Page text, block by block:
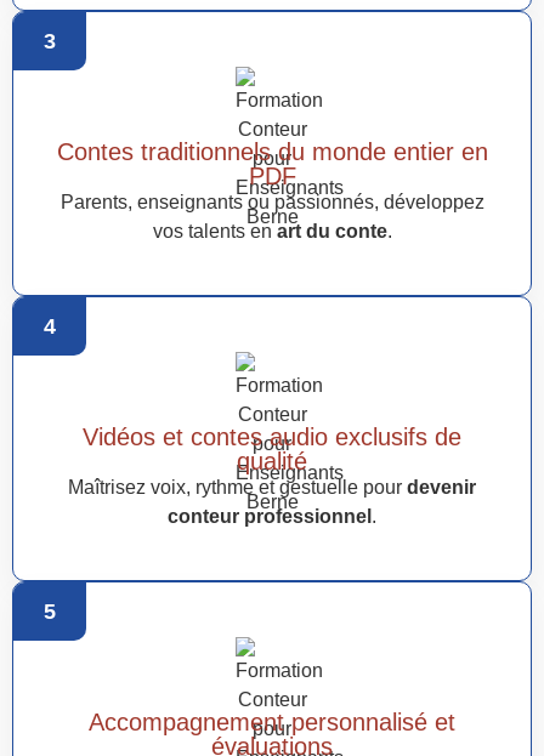
3
Contes traditionnels du monde entier en
PDF
Parents, enseignants ou passionnés, développez
vos talents en art du conte.
4
Vidéos et contes audio exclusifs de
qualité
Maîtrisez voix, rythme et gestuelle pour devenir
conteur professionnel .
5
Accompagnement personnalisé et
évaluations